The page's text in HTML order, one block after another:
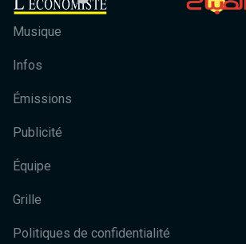
Musique
Infos
Émissions
Publicité
Équipe
Grille
Politiques de confidentialité